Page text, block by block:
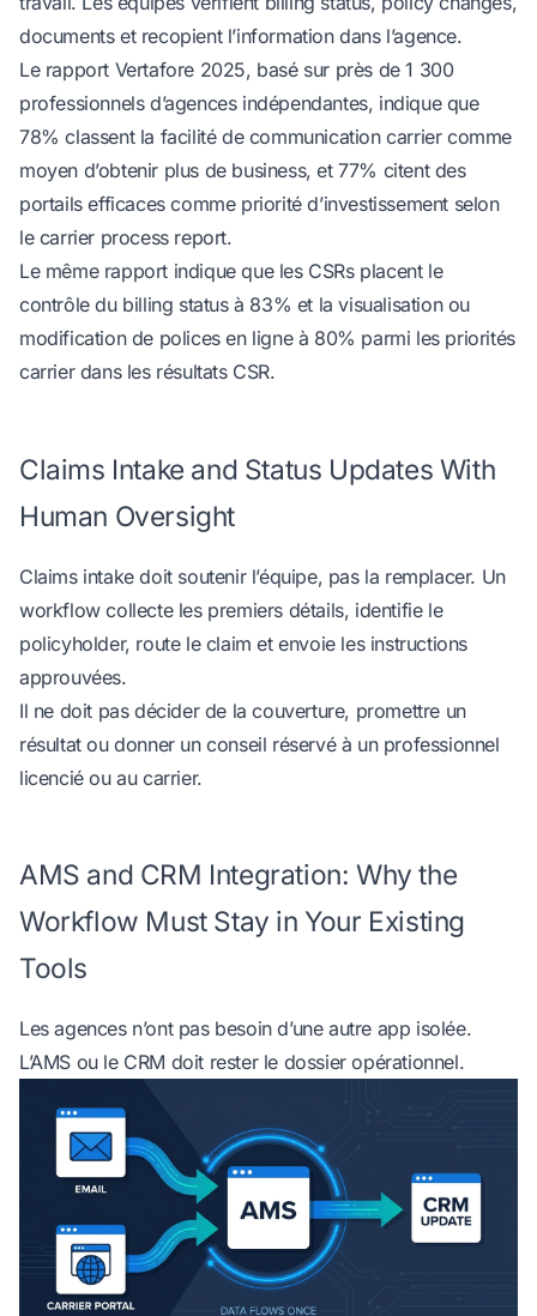
documents et recopient l’information dans l’agence.
Le rapport Vertafore 2025, basé sur près de 1 300
professionnels d’agences indépendantes, indique que
78% classent la facilité de communication carrier comme
moyen d’obtenir plus de business, et 77% citent des
portails efficaces comme priorité d’investissement selon
le carrier process report.
Le même rapport indique que les CSRs placent le
contrôle du billing status à 83% et la visualisation ou
modification de polices en ligne à 80% parmi les priorités
carrier dans les résultats CSR.
Claims Intake and Status Updates With
Human Oversight
Claims intake doit soutenir l’équipe, pas la remplacer. Un
workflow collecte les premiers détails, identifie le
policyholder, route le claim et envoie les instructions
approuvées.
Il ne doit pas décider de la couverture, promettre un
résultat ou donner un conseil réservé à un professionnel
licencié ou au carrier.
AMS and CRM Integration: Why the
Workflow Must Stay in Your Existing
Tools
Les agences n’ont pas besoin d’une autre app isolée.
L’AMS ou le CRM doit rester le dossier opérationnel.